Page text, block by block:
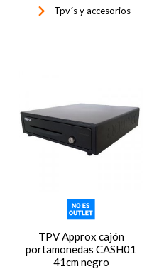
keyboard_arrow_right Tpv´s y accesorios
TPV Approx cajón
portamonedas CASH01
41cm negro